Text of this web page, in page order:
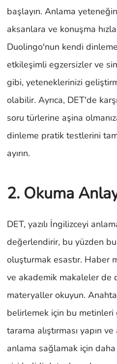
başlayın. Anlama
aksanlara ve konuşma
Duolingo'nun kendi
etkileşimli egzersizler ve
gibi, yeteneklerinizi
olabilir. Ayrıca, DET'de
soru türlerine aşina
dinleme pratik testlerini
ayırın.
2. Okuma
DET, yazılı İngilizceyi
değerlendirir, bu yüzden
oluşturmak esastır. Haber
ve akademik makaleler de
materyaller okuyun.
belirlemek için bu metinleri
tarama alıştırması yapın
anlama sağlamak için daha